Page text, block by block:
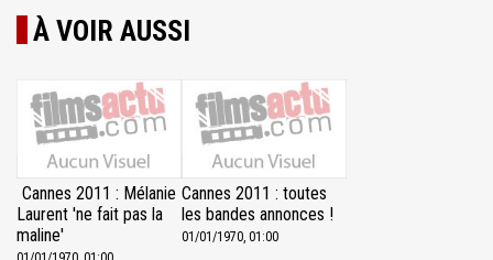
À VOIR AUSSI
Cannes 2011 : Mélanie
Laurent 'ne fait pas la
maline'
Cannes 2011 : toutes
les bandes annonces !
01/01/1970, 01:00